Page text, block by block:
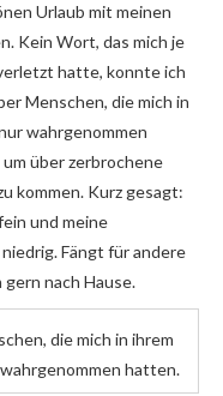
Urlaub mit meinen
Kein Wort, das mich je
hatte, konnte ich
Menschen, die mich in
wahrgenommen
über zerbrochene
kommen. Kurz gesagt:
und meine
Fängt für andere
nach Hause.
die mich in ihrem
hatten.